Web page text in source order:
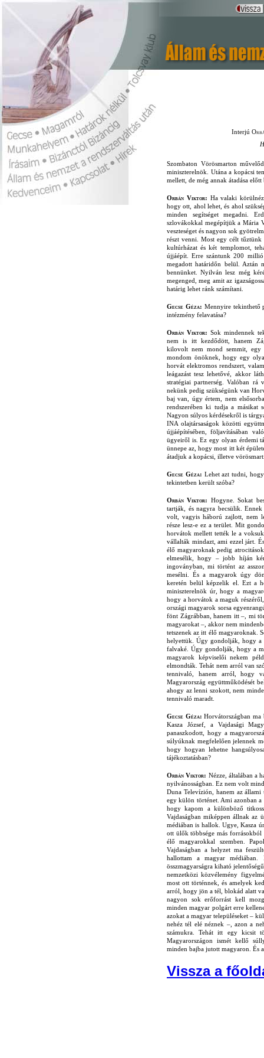
Interjú
Szombaton Vörösmarton
miniszterelnök. Utána a kopácsi
mellett, de még annak átadása előtt
Orbán Viktor: Ha valaki
hogy ott, ahol lehet, és ahol
minden segítséget megadni.
szlovákokkal megépítjük a Mária
veszteséget és nagyon sok
részt venni. Most egy célt
kultúrházat és két templomot,
újjáépít. Erre szántunk 200
megadott határidőn belül. Aztán
bennünket. Nyilván lesz még
megenged, meg amit az
határig lehet ránk számítani.
Gecse Géza: Mennyire tekinthető
intézmény felavatása?
Orbán Viktor: Sok mindennek
nem is itt kezdődött, hanem
kilovolt nem mond semmit,
mondom önöknek, hogy egy
horvát elektromos rendszert,
leágazást tesz lehetővé, akkor
stratégiai partnerség. Valóban rá
nekünk pedig szükségünk van
baj van, úgy értem, nem
rendszerében ki tudja a másikat
Nagyon súlyos kérdésekről is
INA olajtársaságok közötti
újjáépítésében, följavításában
ügyeiről is. Ez egy olyan érdemi
ünnepe az, hogy most itt két
átadjuk a kopácsi, illetve
Gecse Géza: Lehet azt tudni,
tekintetben került szóba?
Orbán Viktor:
Hogyne. Sokat
tartják, és nagyra becsülik.
volt, vagyis háború zajlott, nem
része lesz-e ez a terület. Mit
horvátok mellett tették le a
vállalták mindazt, ami ezzel járt.
élő magyaroknak pedig
elmesélik, hogy – jobb híján
ingoványban, mi történt az
mesélni. És a magyarok úgy
keretén belül képzelik el. Ezt a
miniszterelnök úr, hogy a
hogy a horvátok a maguk
országi magyarok sorsa
fönt Zágrábban, hanem itt –, mi
magyarokat –, akkor nem
tetszenek az itt élő magyaroknak.
helyettük. Úgy gondolják, hogy a
falvaké. Úgy gondolják, hogy a
magyarok képviselői nekem
elmondták. Tehát nem arról van
tennivaló, hanem arról, hogy
Magyarország együttműködését
ahogy az lenni szokott, nem
tennivaló maradt.
Gecse Géza: Horvátországban ma
Kasza József, a Vajdasági
panaszkodott, hogy a
súlyúknak megfelelően jelennek
hogy hogyan lehetne
tájékoztatásban?
Orbán Viktor: Nézze, általában a
nyilvánosságban. Ez nem volt
Duna Televízión, hanem az állami
egy külön történet. Ami azonban
hogy kapom a különböző
Vajdaságban miképpen állnak az
médiában is hallok. Ugye, Kasza
ott ülők többsége más
élő magyarokkal szemben.
Vajdaságban a helyzet ma
hallottam a magyar
összmagyarságra kiható
nemzetközi közvélemény
most ott történnek, és amelyek
arról, hogy jön a tél, blokád alatt
nagyon sok erőforrást kell
minden magyar polgárt erre
azokat a magyar településeket –
nehéz tél elé néznek –, azon a
számukra. Tehát itt egy kicsit
Magyarországon ismét kellő
minden bajba jutott magyaron. És
Vissza a